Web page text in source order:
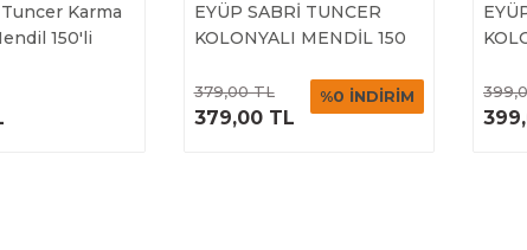
Karma
150'li
EYÜP SABRİ TUNCER
KOLONYALI MENDİL 150
379,00 TL
379,00 TL
%0 İNDİRİM
ÜRÜNÜ
İNCELE